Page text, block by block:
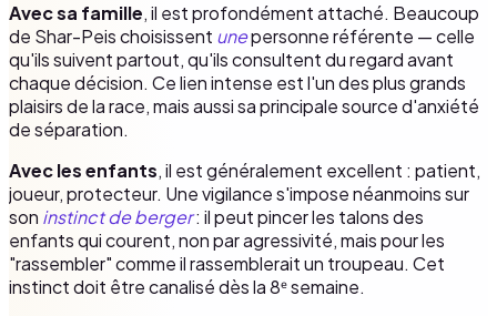
Avec sa famille, il est profondément attaché. Beaucoup
de Shar-Peis choisissent unepersonne référente — celle
qu'ils suivent partout, qu'ils consultent du regard avant
chaque décision. Ce lien intense est l'un des plus grands
plaisirs de la race, mais aussi sa principale source d'anxiété
de séparation.
Avec les enfants, il est généralement excellent : patient,
joueur, protecteur. Une vigilance s'impose néanmoins sur
son instinct de berger: il peut pincer les talons des
enfants qui courent, non par agressivité, mais pour les
"rassembler" comme il rassemblerait un troupeau. Cet
instinct doit être canalisé dès la 8ᵉ semaine.